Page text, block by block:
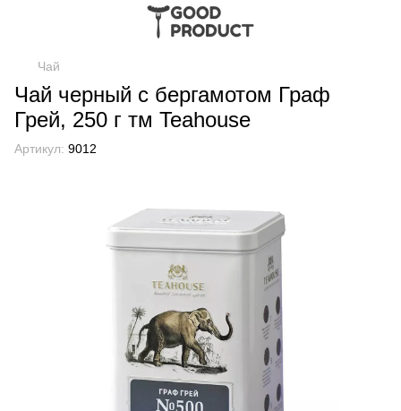
Чай
Чай черный с бергамотом Граф
Грей, 250 г тм Teahouse
Артикул: 9012